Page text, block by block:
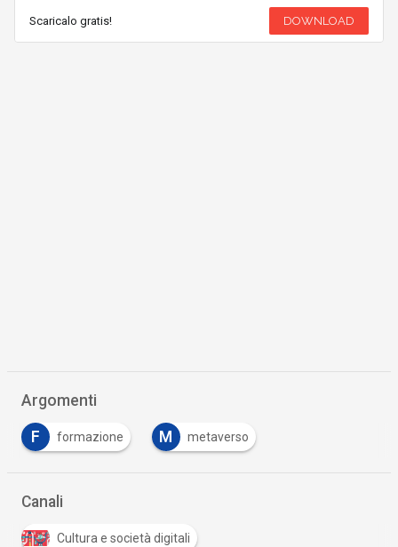
Scaricalo gratis! DOWNLOAD
Argomenti
F formazione M metaverso
Canali
Cultura e società digitali